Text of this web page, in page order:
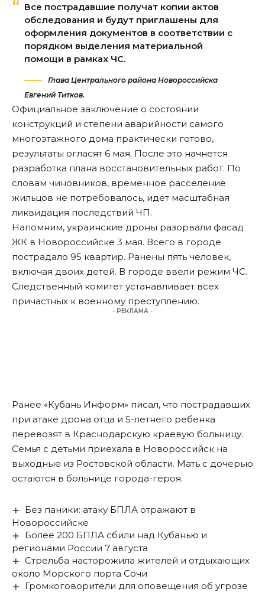
Все пострадавшие получат копии актов
обследования и будут приглашены для
оформления документов в соответствии с
порядком выделения материальной
помощи в рамках ЧС.
Глава Центрального района Новороссийска
Евгений Титков.
Официальное заключение о состоянии
конструкций и степени аварийности самого
многоэтажного дома практически готово,
результаты огласят 6 мая. После это начнется
разработка плана восстановительных работ. По
словам чиновников, временное расселение
жильцов не потребовалось, идет масштабная
ликвидация последствий ЧП.
Напомним, украинские дроны разорвали фасад
ЖК в Новороссийске 3 мая. Всего в городе
пострадало 95 квартир. Ранены пять человек,
включая двоих детей. В городе ввели режим ЧС.
Следственный комитет устанавливает всех
причастных к военному преступлению.
- РЕКЛАМА -
Ранее «Кубань Информ» писал, что пострадавших
при атаке дрона отца и 5-летнего ребенка
перевозят в Краснодарскую краевую больницу.
Семья с детьми приехала в Новороссийск на
выходные из Ростовской области. Мать с дочерью
остаются в больнице города-героя.
Без паники: атаку БПЛА отражают в
Новороссийске
Более 200 БПЛА сбили над Кубанью и
регионами России 7 августа
Стрельба насторожила жителей и отдыхающих
около Морского порта Сочи
Громкоговорители для оповещения об угрозе